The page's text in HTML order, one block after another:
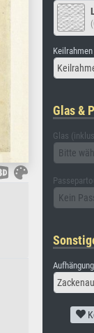
Keilrahmen
Glas &
Glas
Bitte
Kein
Aufhängung